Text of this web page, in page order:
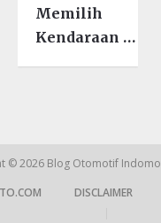
Memilih
Kendaraan …
© 2026 Blog Otomotif
DISCLAIMER